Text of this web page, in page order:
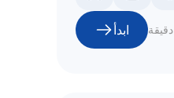
دقيقة ابدأ